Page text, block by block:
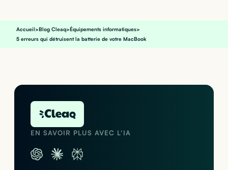
Accueil>Blog Cleaq>Équipements informatiques>
5 erreurs qui détruisent la batterie de votre MacBook
EN SAVOIR PLUS AVEC L'IA